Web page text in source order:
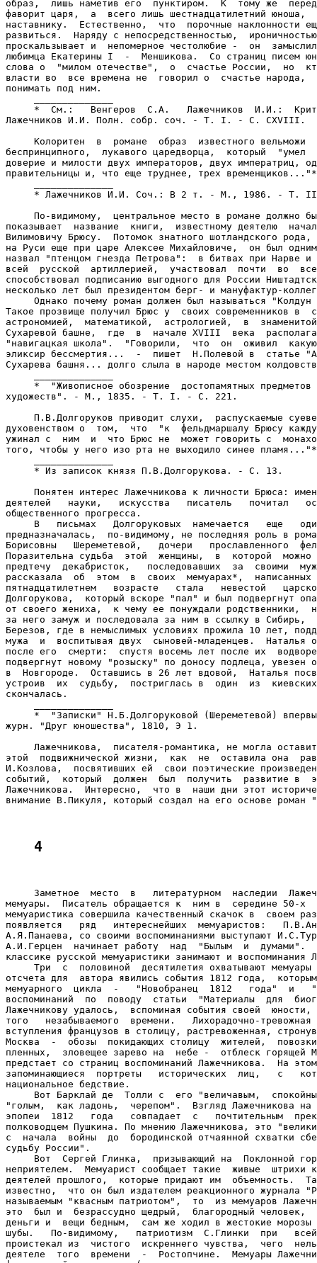
образ,  лишь наметив его  пунктиром.  К  тому же
фаворит царя,  а  всего лишь шестнадцатилетний юноша,
наставнику.  Естественно,  что  порочные наклонности
развиться.  Наряду с непосредственностью,
проскальзывает и  непомерное честолюбие -  он
любимца Екатерины I  -  Меншикова.  Со страниц писем
слова о  "милом отечестве",  о  счастье России,  но
власти во  все времена не  говорил о  счастье
понимать под ним.
*  См.:   Венгеров  С.А.   Лажечников  И.И.:
Лажечников И.И. Полн. собр. соч. - Т. I. - С. CXVIII.
Колоритен  в  романе  образ  известного вельможи
беспринципного,  лукавого царедворца,  который
доверие и милости двух императоров, двух императриц,
правительницы и, что еще труднее, трех временщиков..."*
* Лажечников И.И. Соч.: В 2 т. - М., 1986. - Т.
По-видимому,  центральное место в романе должно
показывает  название  книги,  известному деятелю
Вилимовичу Брюсу.  Потомок знатного шотландского рода,
на Руси еще при царе Алексее Михайловиче,  он был
назвал "птенцом гнезда Петрова":  в битвах при Нарве и
всей  русской  артиллерией,  участвовал  почти  во
способствовал подписанию выгодного для России
несколько лет был президентом берг- и мануфактур-
Однако почему роман должен был называться "Колдун
Такое прозвище получил Брюс у  своих современников в
астрономией,  математикой,  астрологией,  в
Сухаревой башне,  где  в  начале XVIII  века
"навигацкая школа".  "Говорили,  что  он  оживил
эликсир бессмертия...  -  пишет  Н.Полевой в  статье
Сухарева башня... долго слыла в народе местом
*  "Живописное обозрение  достопамятных предметов
художеств". - М., 1835. - Т. I. - С. 221.
П.В.Долгоруков приводит слухи,  распускаемые
духовенством о  том,  что  "к  фельдмаршалу Брюсу
ужинал с  ним  и  что Брюс не  может говорить с
того, чтобы у него изо рта не выходило синее пламя..."*
     * Из записок князя П.В.Долгорукова. - С. 13.
Понятен интерес Лажечникова к личности Брюса:
деятелей   науки,   искусства   писатель   почитал
общественного прогресса.
В   письмах   Долгоруковых  намечается   еще
предназначалась,  по-видимому, не последняя роль в
Борисовны   Шереметевой,   дочери   прославленного
Поразительна судьба  этой  женщины,  в  которой  можно
предтечу  декабристок,   последовавших  за  своими
рассказала  об  этом  в  своих  мемуарах*,
пятнадцатилетнем   возрасте   стала   невестой
Долгорукова,  который вскоре "пал" и был подвергнут
от своего жениха,  к чему ее понуждали родственники,
за него замуж и последовала за ним в ссылку в Сибирь,
Березов, где в немыслимых условиях прожила 10 лет,
мужа  и  воспитывая двух  сыновей-младенцев.  Наталья
после его  смерти:  спустя восемь лет после их
подвергнут новому "розыску" по доносу подлеца, увезен
в  Новгороде.  Оставшись в 26 лет вдовой,  Наталья
устроив  их  судьбу,  постриглась в  один  из
скончалась.
*  "Записки" Н.Б.Долгоруковой (Шереметевой)
журн. "Друг юношества", 1810, Э 1.
Лажечникова,  писателя-романтика, не могла
этой  подвижнической жизни,  как  не  оставила она
И.Козлова,  посвятивших ей  свои поэтические
событий,  который  должен  был  получить  развитие в
Лажечникова.  Интересно,  что в  наши дни этот
внимание В.Пикуля, который создал на его основе роман
4